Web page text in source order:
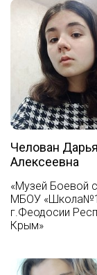
Челован Дарья
Алексеевна
«Музей Боевой
МБОУ
г.Феодосии
Крым»